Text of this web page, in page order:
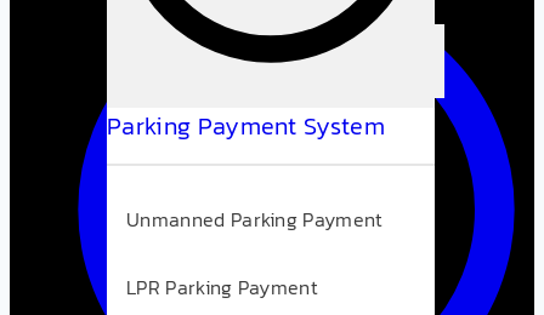
Parking Payment System
Unmanned Parking Payment
LPR Parking Payment